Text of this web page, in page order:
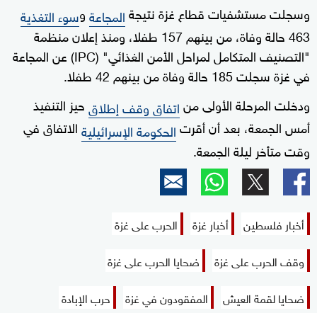
وسجلت مستشفيات قطاع غزة نتيجةالمجاعةوسوء التغذية
463 حالة وفاة، من بينهم 157 طفلا، ومنذ إعلان منظمة
"التصنيف المتكامل لمراحل الأمن الغذائي" (IPC) عن المجاعة
في غزة سجلت 185 حالة وفاة من بينهم 42 طفلا.
ودخلت المرحلة الأولى مناتفاق وقف إطلاقحيز التنفيذ
أمس الجمعة، بعد أن أقرتالحكومة الإسرائيليةالاتفاق في
وقت متأخر ليلة الجمعة.
أخبار فلسطين أخبار غزة
الحرب على غزة
وقف الحرب على غزة
ضحايا الحرب على غزة
ضحايا لقمة العيش
المفقودون في غزة
حرب الإبادة